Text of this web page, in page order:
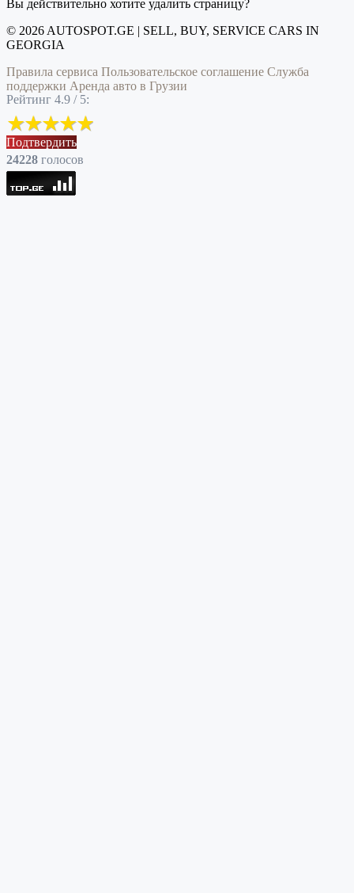
Вы действительно хотите удалить страницу?
© 2026 AUTOSPOT.GE | SELL, BUY, SERVICE CARS IN
GEORGIA
Правила сервиса Пользовательское соглашение Служба
поддержки Аренда авто в Грузии
Рейтинг 4.9 / 5:
Подтвердить
24228 голоcов